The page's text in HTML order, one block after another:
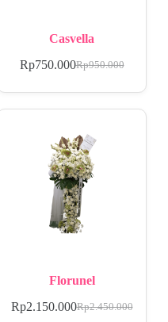
Casvella
Rp950.000
Rp750.000
Florunel
Rp2.450.000
Rp2.150.000